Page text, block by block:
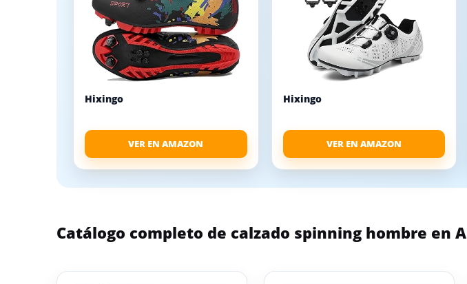
Hixingo
VER EN AMAZON
Hixingo
VER EN AMAZON
Catálogo completo de calzado spinning hombre en